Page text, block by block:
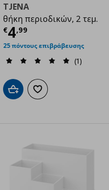
€ 7,99
TJENA
θήκη περιοδικών, 2 τεμ.
€4,99
Τρέχουσα
25 πόντους επιβράβευσης
(1)
Προσθήκη στο καλάθι
Προσθήκη στα